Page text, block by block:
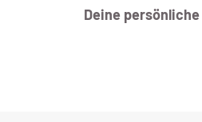
Deine persönliche